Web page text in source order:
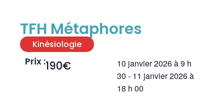
TFH Métaphores
Kinésiologie
Prix :190€ 10 janvier 2026à9 h
30 - 11 janvier 2026à
18 h 00